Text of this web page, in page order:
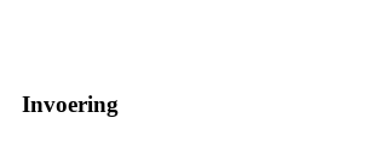
Invoering